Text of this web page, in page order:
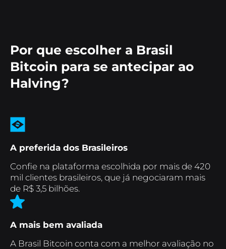
Por que escolher a Brasil
Bitcoin para se antecipar ao
Halving?
A preferida dos Brasileiros
Confie na plataforma escolhida por mais de 420
mil clientes brasileiros, que já negociaram mais
de R$ 3,5 bilhões.
A mais bem avaliada
A Brasil Bitcoin conta com a melhor avaliação no